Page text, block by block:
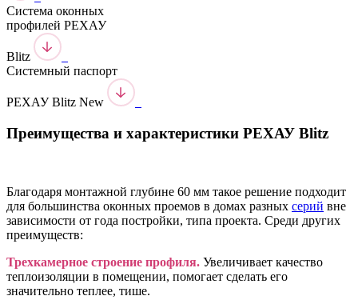
Система оконных
профилей РЕХАУ
Blitz
Системный паспорт
РЕХАУ Blitz New
Преимущества и характеристики РЕХАУ Blitz
Благодаря монтажной глубине 60 мм такое решение подходит
для большинства оконных проемов в домах разных серий вне
зависимости от года постройки, типа проекта. Среди других
преимуществ:
Трехкамерное строение профиля. Увеличивает качество
теплоизоляции в помещении, помогает сделать его
значительно теплее, тише.